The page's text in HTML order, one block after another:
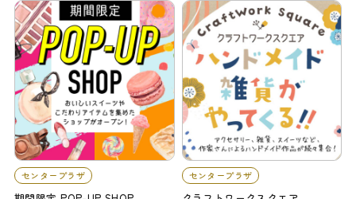
センタープラザ センタープラザ